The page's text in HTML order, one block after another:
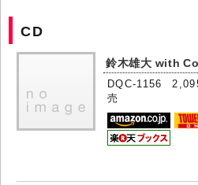
CD
鈴木雄大 with
DQC-1156
売